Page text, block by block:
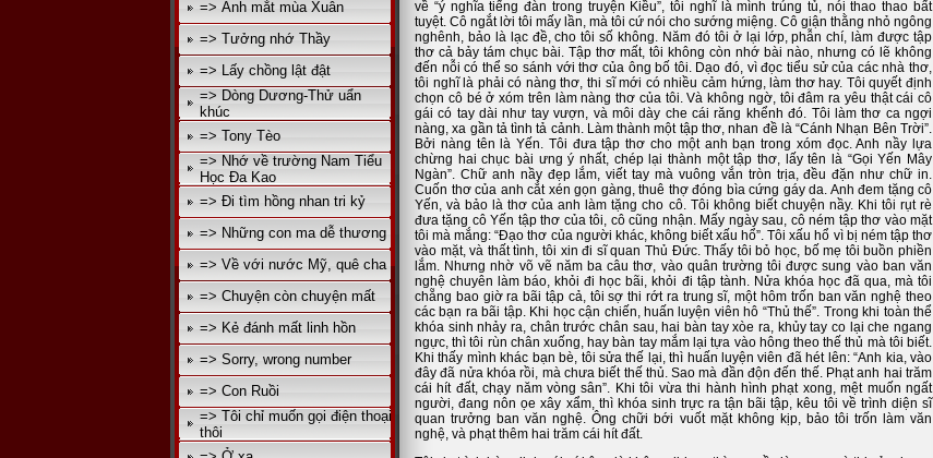
=> Ánh mắt mùa Xuân
=> Tưởng nhớ Thầy
=> Lấy chồng lật đật
=> Dòng Dương-Thử uẩn
khúc
=> Tony Tèo
=> Nhớ về trường Nam Tiểu
Học Đa Kao
=> Đi tìm hồng nhan tri kỷ
=> Những con ma dễ thương
=> Về với nước Mỹ, quê cha
=> Chuyện còn chuyện mất
=> Kẻ đánh mất linh hồn
=> Sorry, wrong number
=> Con Ruồi
=> Tôi chỉ muốn gọi điện thoại
thôi
về “ý nghĩa tiếng đàn trong truyện Kiều”, tôi nghĩ là mình trúng tủ, nói thao thao bất
tuyệt. Cô ngắt lời tôi mấy lần, mà tôi cứ nói cho sướng miệng. Cô giận thằng nhỏ ngông
nghênh, bảo là lạc đề, cho tôi số không. Năm đó tôi ở lại lớp, phẫn chí, làm được tập
thơ cả bảy tám chục bài. Tập thơ mất, tôi không còn nhớ bài nào, nhưng có lẽ không
đến nỗi có thể so sánh với thơ của ông bố tôi. Dạo đó, vì đọc tiểu sử của các nhà thơ,
tôi nghĩ là phải có nàng thơ, thi sĩ mới có nhiều cảm hứng, làm thơ hay. Tôi quyết định
chọn cô bé ở xóm trên làm nàng thơ của tôi. Và không ngờ, tôi đâm ra yêu thật cái cô
gái có tay dài như tay vượn, và môi dày che cái răng khểnh đó. Tôi làm thơ ca ngợi
nàng, xa gần tả tình tả cảnh. Làm thành một tập thơ, nhan đề là “Cánh Nhạn Bên Trời”.
Bởi nàng tên là Yến. Tôi đưa tập thơ cho một anh bạn trong xóm đọc. Anh nầy lựa
chừng hai chục bài ưng ý nhất, chép lại thành một tập thơ, lấy tên là “Gọi Yến Mây
Ngàn”. Chữ anh nầy đẹp lắm, viết tay mà vuông vắn tròn trịa, đều đặn như chữ in.
Cuốn thơ của anh cắt xén gọn gàng, thuê thợ đóng bìa cứng gáy da. Anh đem tặng cô
Yến, và bảo là thơ của anh làm tặng cho cô. Tôi không biết chuyện nầy. Khi tôi rụt rè
đưa tặng cô Yến tập thơ của tôi, cô cũng nhận. Mấy ngày sau, cô ném tập thơ vào mặt
tôi mà mắng: “Đạo thơ của người khác, không biết xấu hổ”. Tôi xấu hổ vì bị ném tập thơ
vào mặt, và thất tình, tôi xin đi sĩ quan Thủ Đức. Thấy tôi bỏ học, bố mẹ tôi buồn phiền
lắm. Nhưng nhờ võ vẽ năm ba câu thơ, vào quân trường tôi được sung vào ban văn
nghệ chuyên làm báo, khỏi đi học bãi, khỏi đi tập tành. Nửa khóa học đã qua, mà tôi
chẵng bao giờ ra bãi tập cả, tôi sợ thi rớt ra trung sĩ, một hôm trốn ban văn nghệ theo
các bạn ra bãi tập. Khi học cận chiến, huấn luyện viên hô “Thủ thế”. Trong khi toàn thể
khóa sinh nhảy ra, chân trước chân sau, hai bàn tay xòe ra, khủy tay co lại che ngang
ngực, thì tôi rùn chân xuống, hay bàn tay mắm lại tựa vào hông theo thế thủ mà tôi biết.
Khi thấy mình khác bạn bè, tôi sửa thế lại, thì huấn luyện viên đã hét lên: “Anh kia, vào
đây đã nửa khóa rồi, mà chưa biết thế thủ. Sao mà đần độn đến thế. Phạt anh hai trăm
cái hít đất, chạy năm vòng sân”. Khi tôi vừa thi hành hình phạt xong, mệt muốn ngất
người, đang nôn ọe xây xẩm, thì khóa sinh trực ra tận bãi tập, kêu tôi về trình diện sĩ
quan trưởng ban văn nghệ. Ông chữi bới vuốt mặt không kịp, bảo tôi trốn làm văn
nghệ, và phạt thêm hai trăm cái hít đất.